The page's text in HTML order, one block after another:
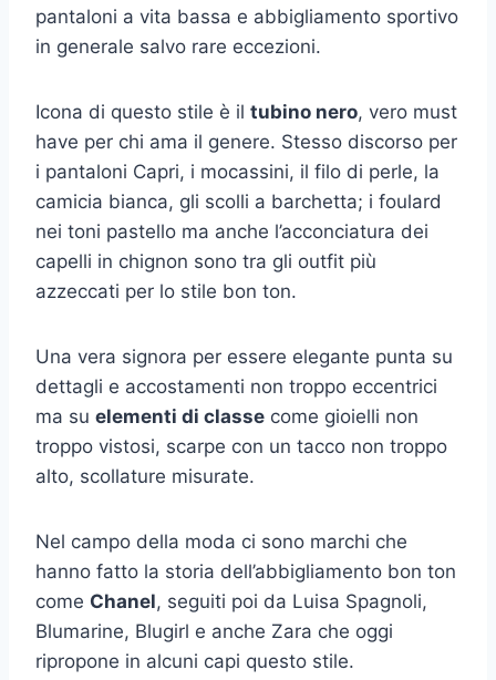
pantaloni a vita bassa e abbigliamento sportivo
in generale salvo rare eccezioni.
Icona di questo stile è il tubino nero, vero must
have per chi ama il genere. Stesso discorso per
i pantaloni Capri, i mocassini, il filo di perle, la
camicia bianca, gli scolli a barchetta; i foulard
nei toni pastello ma anche l’acconciatura dei
capelli in chignon sono tra gli outfit più
azzeccati per lo stile bon ton.
Una vera signora per essere elegante punta su
dettagli e accostamenti non troppo eccentrici
ma su elementi di classe come gioielli non
troppo vistosi, scarpe con un tacco non troppo
alto, scollature misurate.
Nel campo della moda ci sono marchi che
hanno fatto la storia dell’abbigliamento bon ton
come Chanel, seguiti poi da Luisa Spagnoli,
Blumarine, Blugirl e anche Zara che oggi
ripropone in alcuni capi questo stile.